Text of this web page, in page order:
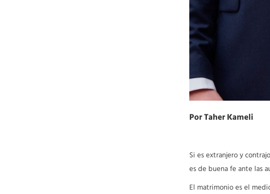
Por Taher Kameli
Si es extranjero y
es de buena fe ante las
El matrimonio es el